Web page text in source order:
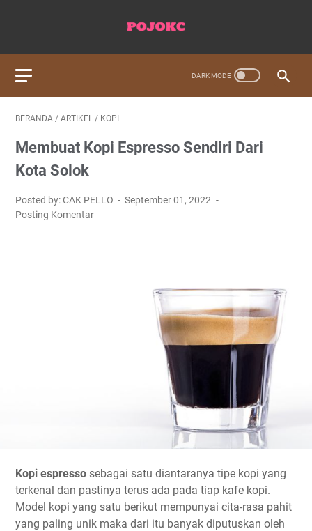
BERANDA / ARTIKEL / KOPI
Membuat Kopi Espresso Sendiri Dari
Kota Solok
Posted by: CAK PELLO
September 01, 2022
Posting Komentar
Kopi espresso sebagai satu diantaranya tipe kopi yang
terkenal dan pastinya terus ada pada tiap kafe kopi.
Model kopi yang satu berikut mempunyai cita-rasa pahit
yang paling unik maka dari itu banyak diputuskan oleh